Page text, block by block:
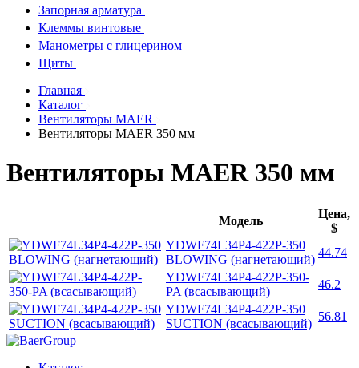
Запорная арматура
Клеммы винтовые
Манометры с глицерином
Щиты
Главная
Каталог
Вентиляторы MAER
Вентиляторы MAER 350 мм
Вентиляторы MAER 350 мм
Модель
Цена,
$
YDWF74L34P4-422P-350
BLOWING (нагнетающий)
44.74
YDWF74L34P4-422P-350-
PA (всасывающий)
46.2
YDWF74L34P4-422P-350
SUCTION (всасывающий)
56.81